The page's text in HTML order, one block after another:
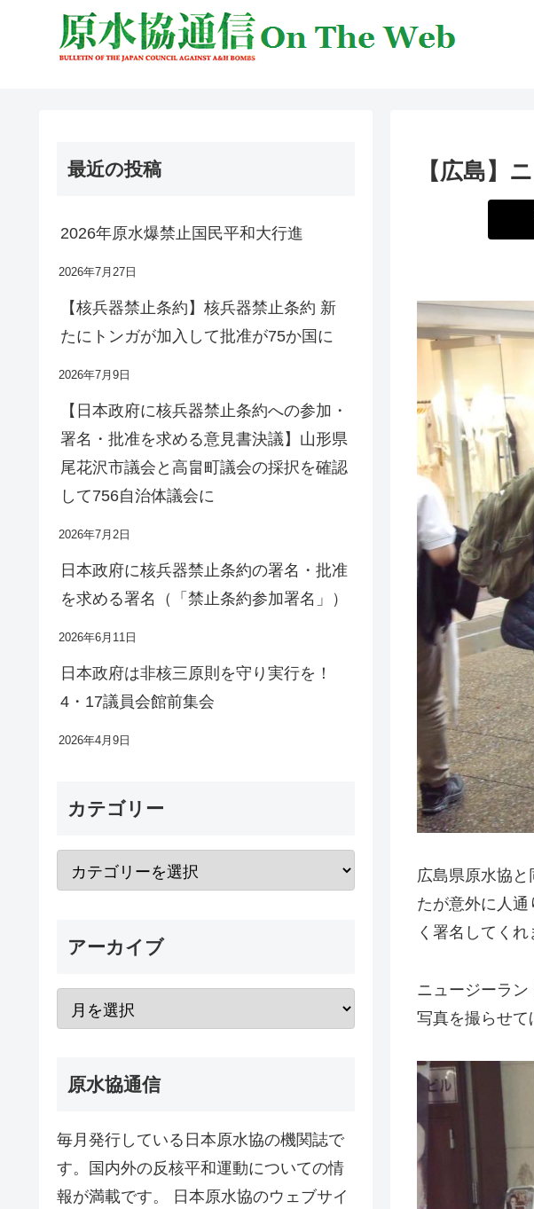
【広島】
広島県原水協
たが意外に人
く署名してくれ
ニュージーラ
写真を撮らせて
最近の投稿
2026年原水爆禁止国民平和大行進
2026年7月27日
【核兵器禁止条約】核兵器禁止条約 新
たにトンガが加入して批准が75か国に
2026年7月9日
【日本政府に核兵器禁止条約への参加・
署名・批准を求める意見書決議】山形県
尾花沢市議会と高畠町議会の採択を確認
して756自治体議会に
2026年7月2日
日本政府に核兵器禁止条約の署名・批准
を求める署名（「禁止条約参加署名」）
2026年6月11日
日本政府は非核三原則を守り実行を！
4・17議員会館前集会
2026年4月9日
カテゴリー
アーカイブ
原水協通信
毎月発行している日本原水協の機関誌で
す。国内外の反核平和運動についての情
報が満載です。 日本原水協のウェブサイ